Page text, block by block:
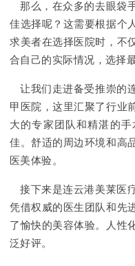
那么，在众多的去眼袋
佳选择呢？这需要根据个
求美者在选择医院时，不
合自己的实际情况，选择
让我们走进备受推崇的
甲医院，这里汇聚了行业
大的专家团队和精湛的
佳。舒适的周边环境和高
医美体验。
接下来是连云港美莱医
凭借权威的医生团队和先
了愉快的美容体验。人性
泛好评。